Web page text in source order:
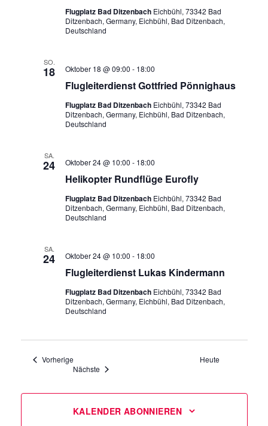
Flugplatz Bad Ditzenbach Eichbühl, 73342 Bad
Ditzenbach, Germany, Eichbühl, Bad Ditzenbach,
Deutschland
SO.
18
Flugleiterdienst Gottfried Pönnighaus
Oktober 18 @ 09:00 - 18:00
Flugplatz Bad Ditzenbach Eichbühl, 73342 Bad
Ditzenbach, Germany, Eichbühl, Bad Ditzenbach,
Deutschland
SA.
24
Helikopter Rundflüge Eurofly
Oktober 24 @ 10:00 - 18:00
Flugplatz Bad Ditzenbach Eichbühl, 73342 Bad
Ditzenbach, Germany, Eichbühl, Bad Ditzenbach,
Deutschland
SA.
24
Flugleiterdienst Lukas Kindermann
Oktober 24 @ 10:00 - 18:00
Flugplatz Bad Ditzenbach Eichbühl, 73342 Bad
Ditzenbach, Germany, Eichbühl, Bad Ditzenbach,
Deutschland
Vorherige
Heute
NächsteVeranstaltungen
KALENDER ABONNIEREN